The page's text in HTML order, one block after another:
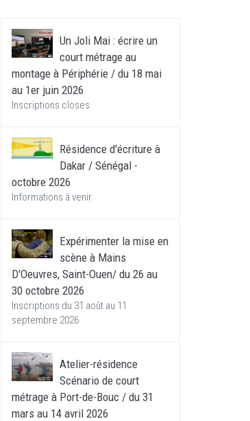
Un Joli Mai : écrire un
court métrage au
montage à Périphérie / du 18 mai
au 1er juin 2026
Inscriptions closes
Résidence d'écriture à
Dakar / Sénégal -
octobre 2026
Informations à venir
Expérimenter la mise en
scène à Mains
D'Oeuvres, Saint-Ouen/ du 26 au
30 octobre 2026
Inscriptions du 31 août au 11
septembre 2026
Atelier-résidence
Scénario de court
métrage à Port-de-Bouc / du 31
mars au 14 avril 2026